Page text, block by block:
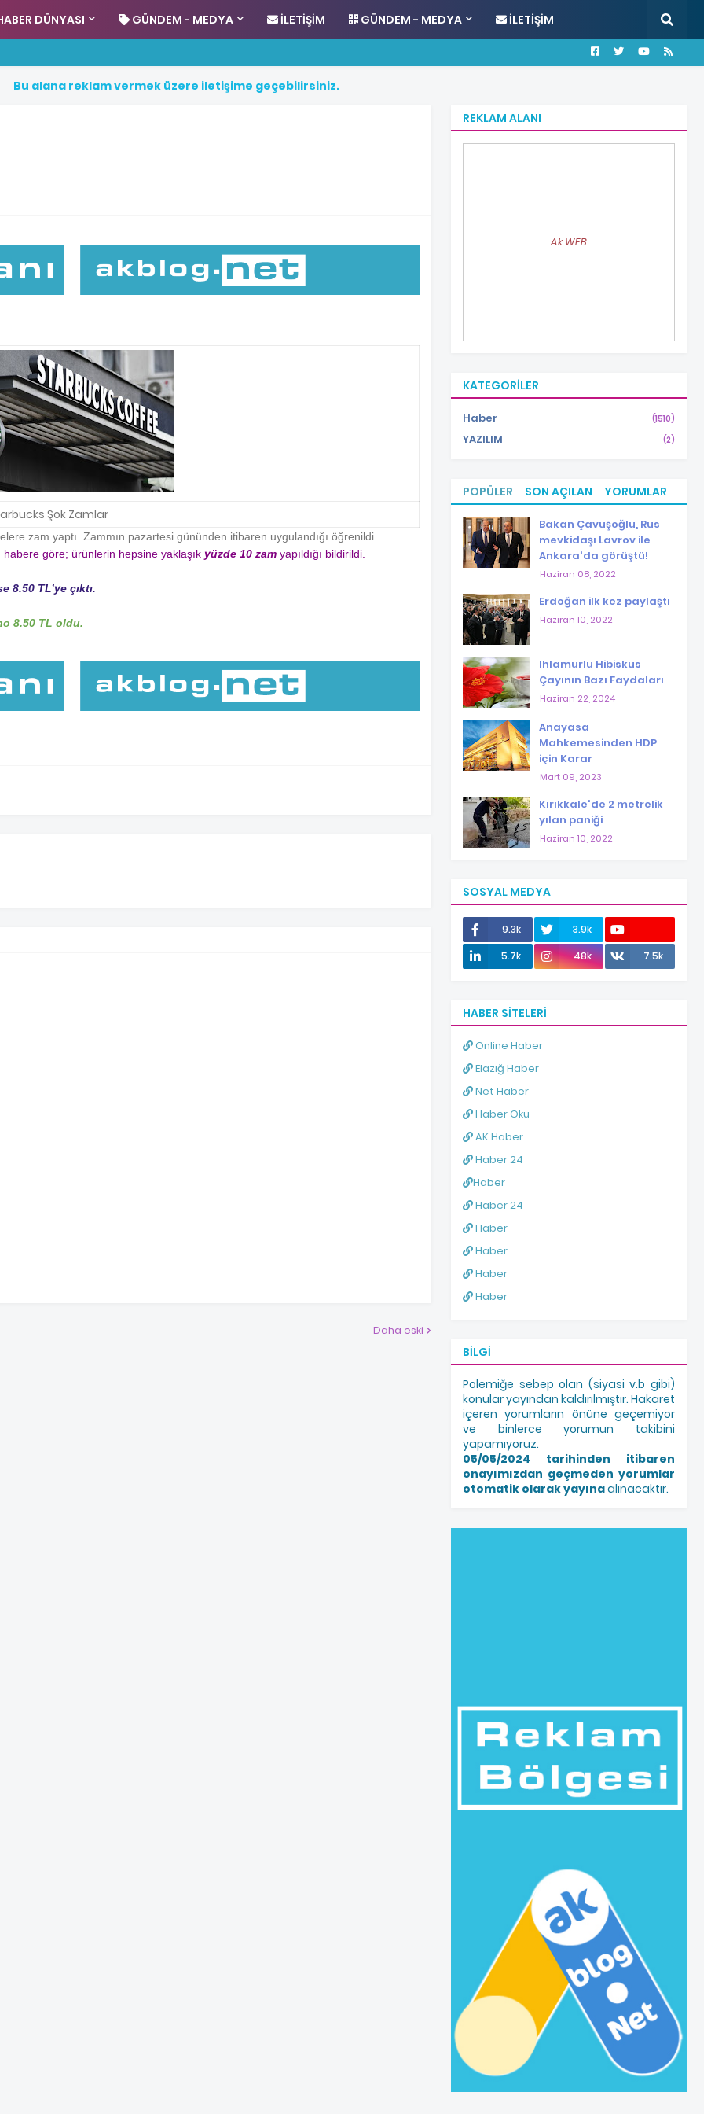
DÜNYASI GÜNDEM - MEDYA İLETIŞIM GÜNDEM - MEDYA İLETIŞIM
Bu alana reklamvermek üzere iletişime geçebilirsiniz.
Şok Zamlar
zam yaptı. Zammın pazartesi gününden itibaren uygulandığı öğrenildi
habere göre; ürünlerin hepsine yaklaşık yüzde 10 zam yapıldığı bildirildi.
8.50 TL’ye çıktı.
8.50 TL oldu.
Daha eski
REKLAM ALANI
Ak WEB
KATEGORILER
Haber (1510)
YAZILIM (2)
POPÜLER SON AÇILAN YORUMLAR
Bakan Çavuşoğlu, Rus
mevkidaşı Lavrov ile
Ankara'da görüştü!
Haziran 08, 2022
Erdoğan ilk kez paylaştı
Haziran 10, 2022
Ihlamurlu Hibiskus
Çayının Bazı Faydaları
Haziran 22, 2024
Anayasa
Mahkemesinden HDP
için Karar
Mart 09, 2023
Kırıkkale'de 2 metrelik
yılan paniği
Haziran 10, 2022
SOSYAL MEDYA
9.3k
3.9k
12.0k
5.7k 48k 7.5k
HABER SITELERI
Online Haber
Elazığ Haber
Net Haber
Haber Oku
AK Haber
Haber 24
Haber
Haber 24
Haber
Haber
Haber
Haber
BILGI
Polemiğe sebep olan (siyasi v.b gibi)
konular yayından kaldırılmıştır. Hakaret
içeren yorumların önüne geçemiyor
ve binlerce yorumun takibini
yapamıyoruz.
05/05/2024 tarihinden itibaren
onayımızdan geçmeden yorumlar
otomatik olarak yayınaalınacaktır.